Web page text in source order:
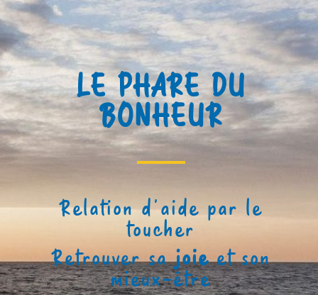
LE PHARE DU
BONHEUR
Relation d’aide par le
toucher
Retrouver sajoieet son
mieux-être